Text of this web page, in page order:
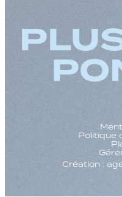
Politique
Création :